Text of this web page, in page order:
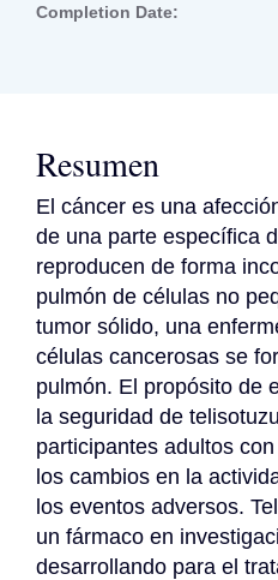
Completion Date:
Resumen
El cáncer es una
de una parte específica
reproducen de forma
pulmón de células no
tumor sólido, una
células cancerosas se
pulmón. El propósito de
la seguridad de
participantes adultos
los cambios en la
los eventos adversos.
un fármaco en
desarrollando para el